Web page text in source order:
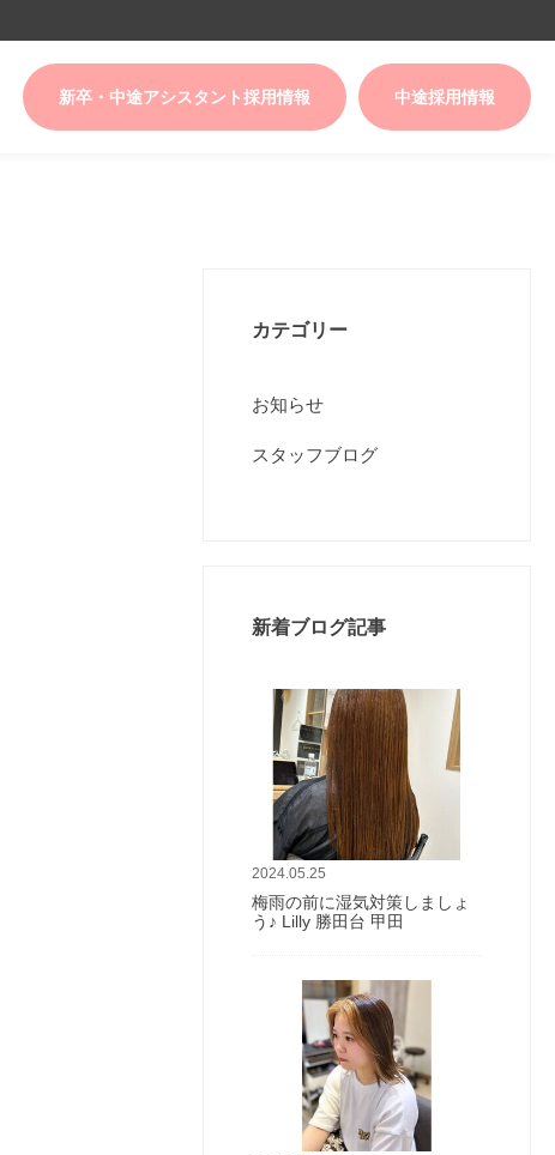
中途採用情報
新卒・中途アシスタント採用情報
カテゴリー
お知らせ
スタッフブログ
新着ブログ記事
2024.05.25
梅雨の前に湿気対策しましょ
う♪ Lilly 勝田台 甲田